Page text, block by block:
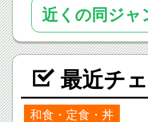
近くの同ジャ
最近チ
和食・定食・丼